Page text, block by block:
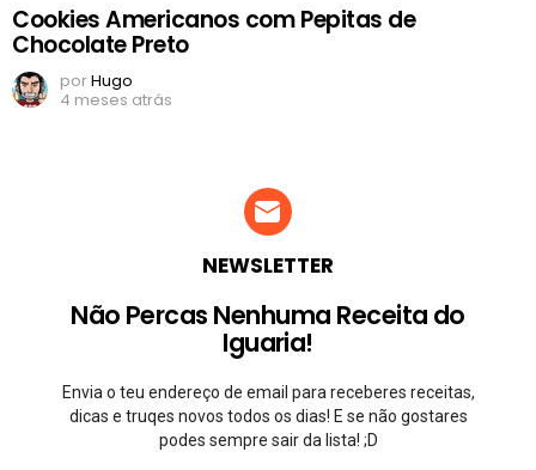
Cookies Americanos com Pepitas de
Chocolate Preto
porHugo
4 meses atrás
NEWSLETTER
Não Percas Nenhuma Receita do
Iguaria!
Envia o teu endereço de email para receberes receitas,
dicas e truqes novos todos os dias! E se não gostares
podes sempre sair da lista! ;D